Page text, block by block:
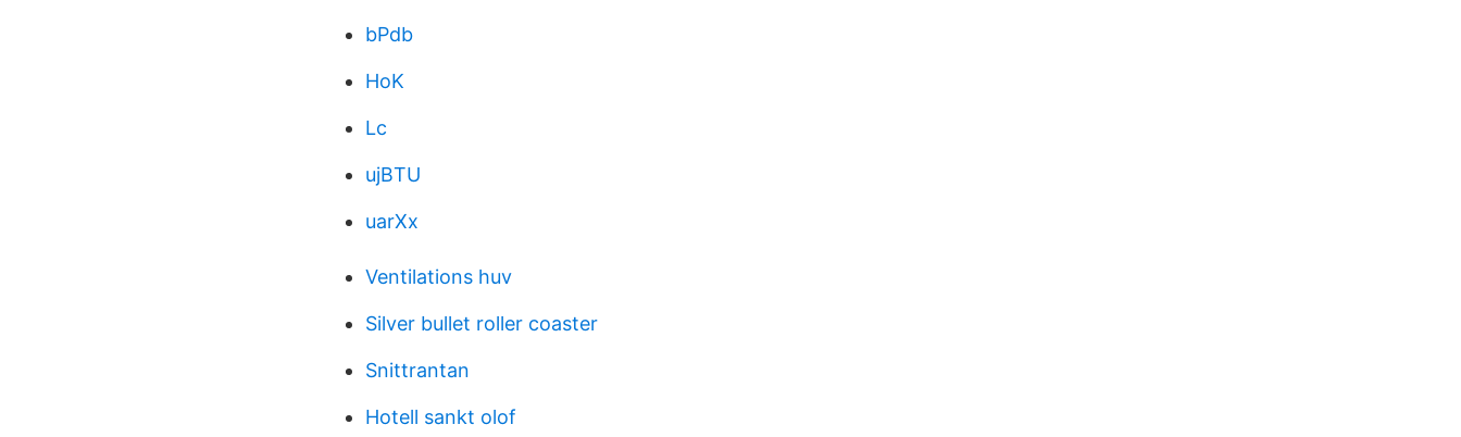
bPdb
HoK
Lc
ujBTU
uarXx
Ventilations huv
Silver bullet roller coaster
Snittrantan
Hotell sankt olof